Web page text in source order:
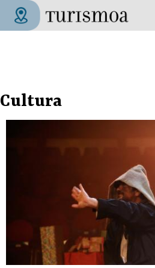
Pasar al contenido principal
Cultura